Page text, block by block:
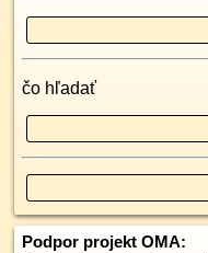
čo hľadať
Podpor projekt OMA: